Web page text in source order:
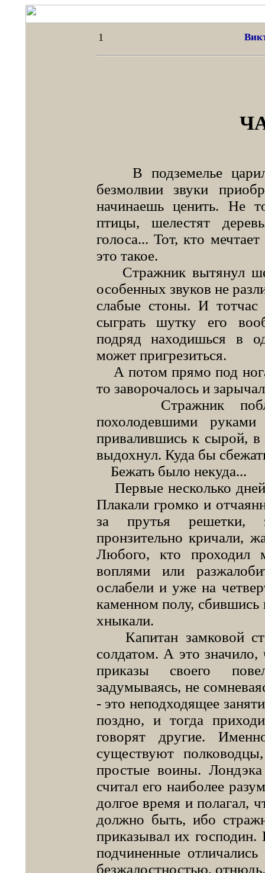
1
В подземелье
безмолвии звуки
начинаешь ценить. Не
птицы, шелестят
голоса... Тот, кто
это такое.
Стражник вытянул
особенных звуков не
слабые стоны. И
сыграть шутку его
подряд находишься в
может пригрезиться.
А потом прямо под
то заворочалось и
Стражник
похолодевшими
привалившись к сырой,
выдохнул. Куда бы
Бежать было некуда...
Первые несколько дней
Плакали громко и
за прутья решетки,
пронзительно кричали,
Любого, кто проходил
воплями или
ослабели и уже на
каменном полу, сбившись
хныкали.
Капитан замковой
солдатом. А это значило,
приказы своего
задумываясь, не
- это неподходящее
поздно, и тогда
говорят другие.
существуют
простые воины.
считал его наиболее
долгое время и полагал,
должно быть, ибо
приказывал их
подчиненные
безжалостностью, отнюдь.